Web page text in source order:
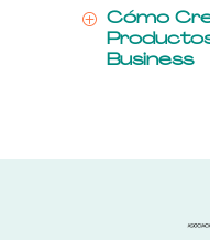
P
Cómo
Business